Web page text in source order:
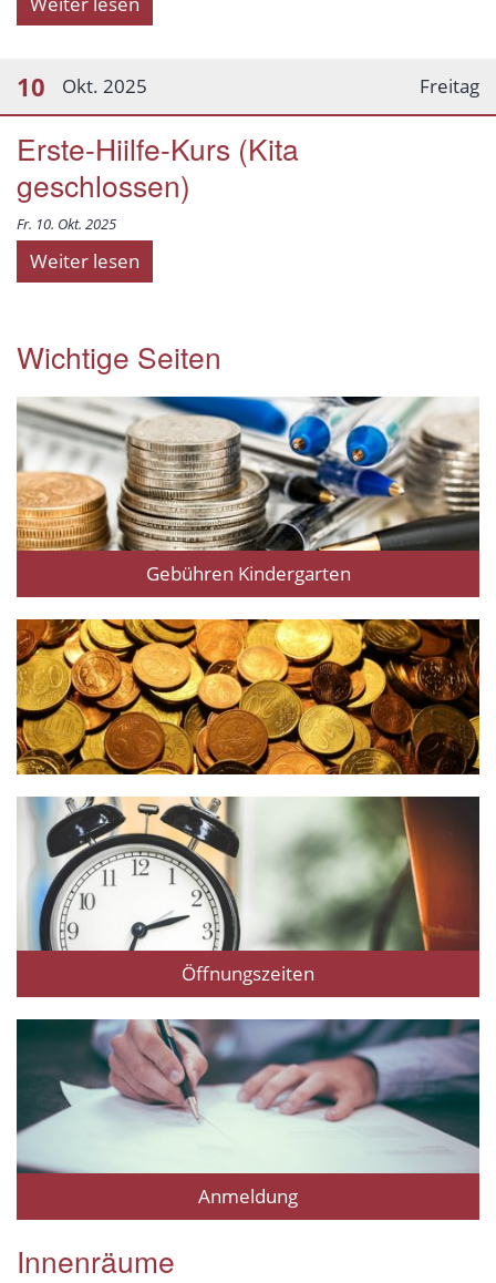
Freitag
10 Okt. 2025
Erste-Hiilfe-Kurs (Kita
geschlossen)
Fr. 10. Okt. 2025
Weiter lesen
Wichtige Seiten
Gebühren Kindergarten
Öffnungszeiten
Anmeldung
Innenräume